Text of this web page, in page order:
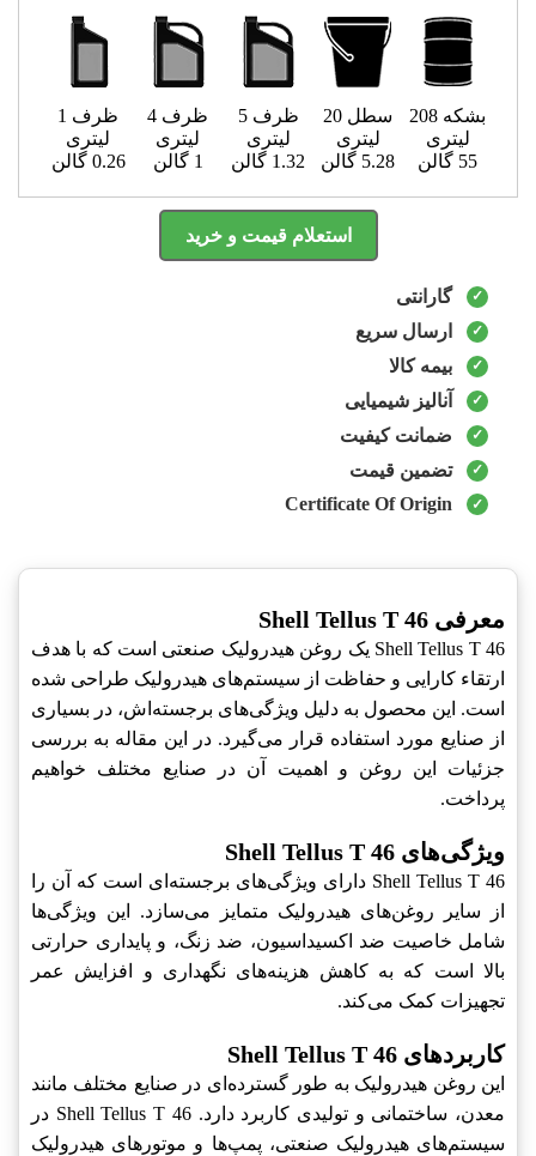
بشکه 208
لیتری
55 گالن
سطل 20
لیتری
5.28 گالن
ظرف 5
لیتری
1.32 گالن
ظرف 4
لیتری
1 گالن
ظرف 1
لیتری
0.26 گالن
استعلام قیمت و خرید
گارانتی
ارسال سریع
بیمه کالا
آنالیز شیمیایی
ضمانت کیفیت
تضمین قیمت
Certificate Of Origin
معرفی Shell Tellus T 46
Shell Tellus T 46 یک روغن هیدرولیک صنعتی است که با هدف
ارتقاء کارایی و حفاظت از سیستم‌های هیدرولیک طراحی شده
است. این محصول به دلیل ویژگی‌های برجسته‌اش، در بسیاری
از صنایع مورد استفاده قرار می‌گیرد. در این مقاله به بررسی
جزئیات این روغن و اهمیت آن در صنایع مختلف خواهیم
پرداخت.
ویژگی‌های Shell Tellus T 46
Shell Tellus T 46 دارای ویژگی‌های برجسته‌ای است که آن را
از سایر روغن‌های هیدرولیک متمایز می‌سازد. این ویژگی‌ها
شامل خاصیت ضد اکسیداسیون، ضد زنگ، و پایداری حرارتی
بالا است که به کاهش هزینه‌های نگهداری و افزایش عمر
تجهیزات کمک می‌کند.
کاربردهای Shell Tellus T 46
این روغن هیدرولیک به طور گسترده‌ای در صنایع مختلف مانند
معدن، ساختمانی و تولیدی کاربرد دارد. Shell Tellus T 46 در
سیستم‌های هیدرولیک صنعتی، پمپ‌ها و موتورهای هیدرولیک